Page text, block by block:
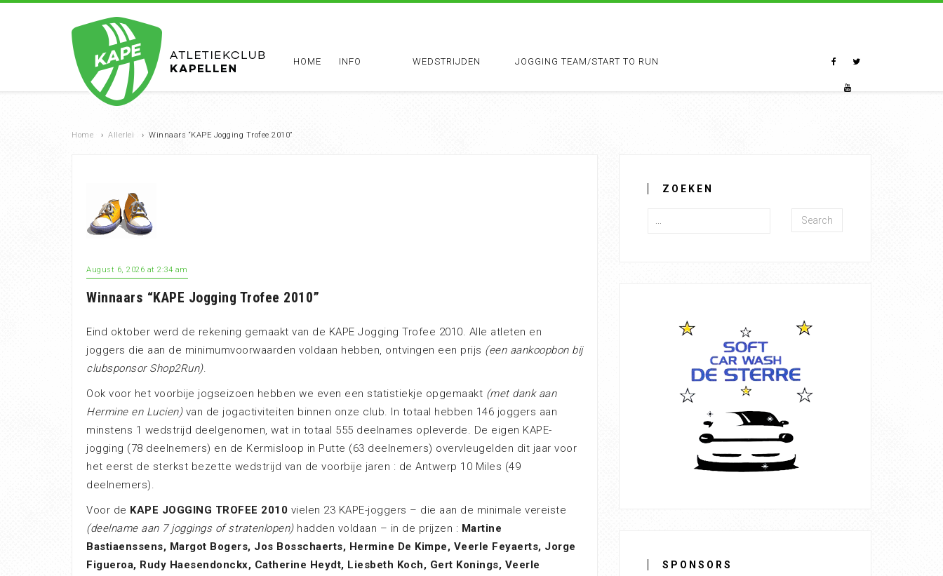
HOME INFO WEDSTRIJDEN JOGGING TEAM/START TO RUN
Home › Allerlei › Winnaars “KAPE Jogging Trofee 2010”
August 6, 2026 at 2:34 am
Winnaars “KAPE Jogging Trofee 2010”
Eind oktober werd de rekening gemaakt van de KAPE Jogging Trofee 2010. Alle atleten en
joggers die aan de minimumvoorwaarden voldaan hebben, ontvingen een prijs (een aankoopbon bij
clubsponsor Shop2Run).
Ook voor het voorbije jogseizoen hebben we even een statistiekje opgemaakt (met dank aan
Hermine en Lucien)van de jogactiviteiten binnen onze club. In totaal hebben 146 joggers aan
minstens 1 wedstrijd deelgenomen, wat in totaal 555 deelnames opleverde. De eigen KAPE-
jogging (78 deelnemers) en de Kermisloop in Putte (63 deelnemers) overvleugelden dit jaar voor
het eerst de sterkst bezette wedstrijd van de voorbije jaren : de Antwerp 10 Miles (49
deelnemers).
Voor de KAPE JOGGING TROFEE 2010 vielen 23 KAPE-joggers – die aan de minimale vereiste
(deelname aan 7 joggings of stratenlopen)hadden voldaan – in de prijzen : Martine
Bastiaenssens, Margot Bogers, Jos Bosschaerts, Hermine De Kimpe, Veerle Feyaerts, Jorge
Figueroa, Rudy Haesendonckx, Catherine Heydt, Liesbeth Koch, Gert Konings, Veerle
ZOEKEN
Search
SPONSORS